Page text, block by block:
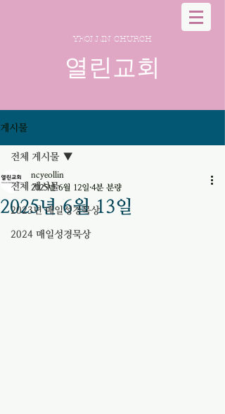
YEOLLIN CHURCH
열린교회
게시물
전체 게시물
2023년 매일성경묵상
2024 매일성경묵상
전체 게시물
2025년 6월 13일
ncyeollin
2025년 6월 12일 4분 분량